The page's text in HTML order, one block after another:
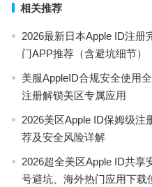
相关推荐
2026最新日本Apple ID注册
门APP推荐（含避坑细节）
美服AppleID合规安全使用
注册解锁美区专属应用
2026美区Apple ID保姆级注
荐及安全风险详解
2026超全美区Apple ID共享
号避坑、海外热门应用下载